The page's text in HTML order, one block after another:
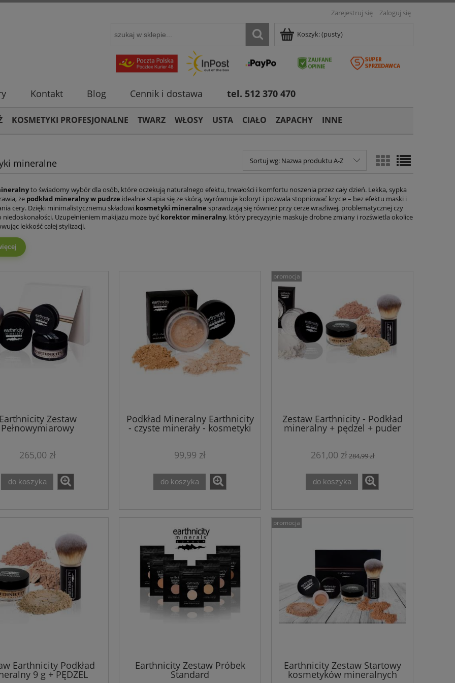
Zarejestruj się Zaloguj się
Koszyk:(pusty)
Kontakt Blog Cennik i dostawa tel. 512 370 470
KOSMETYKI PROFESJONALNE TWARZ WŁOSY USTA CIAŁO ZAPACHY INNE
mineralne Sortuj wg: Nazwa produktu A-Z
to świadomy wybór dla osób, które oczekują naturalnego efektu, trwałości i komfortu noszenia przez cały dzień. Lekka, sypka
że podkład mineralny w pudrze idealnie stapia się ze skórą, wyrównuje koloryt i pozwala stopniować krycie – bez efektu maski i
cery. Dzięki minimalistycznemu składowi kosmetyki mineralne sprawdzają się również przy cerze wrażliwej, problematycznej czy
niedoskonałości. Uzupełnieniem makijażu może być korektor mineralny, który precyzyjnie maskuje drobne zmiany i rozświetla okolice
lekkość całej stylizacji.
Zestaw
Pełnowymiarowy
265,00 zł
do koszyka
Podkład Mineralny Earthnicity
- czyste minerały - kosmetyki
mineralne 9 g
99,99 zł
do koszyka
Zestaw Earthnicity - Podkład
mineralny + pędzel + puder
VELVET HD
261,00 zł284,99 zł
do koszyka
promocja
Earthnicity Podkład
9 g + PĘDZEL
Earthnicity Zestaw Próbek
Standard
Earthnicity Zestaw Startowy
kosmetyków mineralnych
promocja